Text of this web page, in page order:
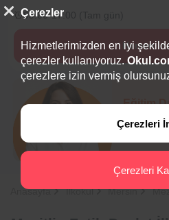
09:00-17:00 (Tam gün)
Hemen
Eğitim
Sana en
Anasayfa İlkokul Mersin
Çerezler
Hizmetlerimizden en iyi
çerezler kullanıyoruz.
çerezlere izin vermiş
Çerezleri
Çerezleri